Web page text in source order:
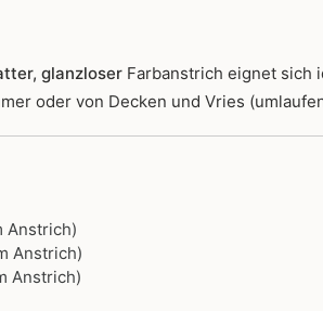
glanzloser Farbanstrich eignet sich
oder von Decken und Vries
Anstrich)
Anstrich)
Anstrich)